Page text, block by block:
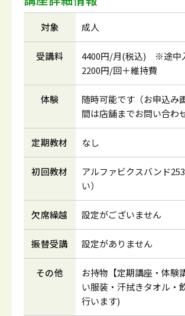
対象 成人
受講料
4400円/月(税込) ※途中
2200円/回＋維持費
体験
随時可能です（お申込み
間は店舗までお問い合わ
定期教材 なし
初回教材
アルファビクスバンド
い）
欠席繰越 設定がございません
振替受講 設定がありません
その他
お持物【定期講座・体験
い服装・汗拭きタオル・
行います)